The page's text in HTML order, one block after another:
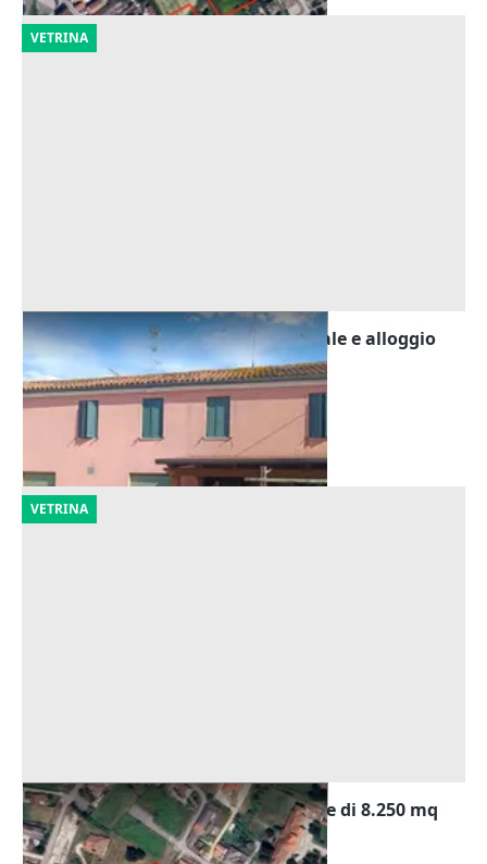
VETRINA
Asta Quota 1/6 di locale commerciale e alloggio
Rovigo (Rovigo)
Offerta minima
8.205 €
18/09/2026
VETRINA
Asta Terreno edificabile residenziale di 8.250 mq
Offerta minima
16.712 €